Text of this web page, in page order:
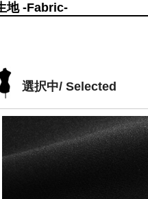
地 -Fabric-
選択中/ Selected